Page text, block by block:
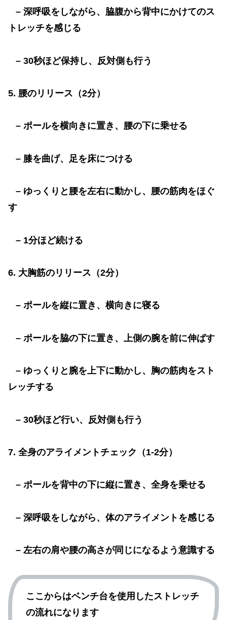
– 深呼吸をしながら、脇腹から背中にかけてのス
トレッチを感じる
– 30秒ほど保持し、反対側も行う
5. 腰のリリース（2分）
– ポールを横向きに置き、腰の下に乗せる
– 膝を曲げ、足を床につける
– ゆっくりと腰を左右に動かし、腰の筋肉をほぐ
す
– 1分ほど続ける
6. 大胸筋のリリース（2分）
– ポールを縦に置き、横向きに寝る
– ポールを脇の下に置き、上側の腕を前に伸ばす
– ゆっくりと腕を上下に動かし、胸の筋肉をスト
レッチする
– 30秒ほど行い、反対側も行う
7. 全身のアライメントチェック（1-2分）
– ポールを背中の下に縦に置き、全身を乗せる
– 深呼吸をしながら、体のアライメントを感じる
– 左右の肩や腰の高さが同じになるよう意識する
ここからはベンチ台を使用したストレッチ
の流れになります